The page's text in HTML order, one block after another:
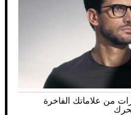
تُقاوم: 5 نظارات من علاماتك الفاخرة